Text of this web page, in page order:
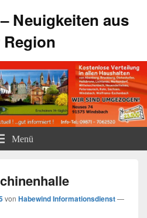
Neuigkeiten aus
Menü
von Habewind Informationsdienst—